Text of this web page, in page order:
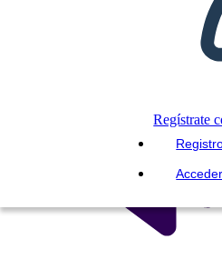
Regístrate
Acceder